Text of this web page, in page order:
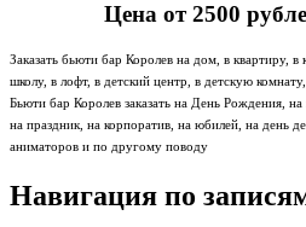
Цена от 2500
Заказать бьюти бар Королев на дом, в квартиру, в
школу, в лофт, в детский центр, в детскую
Бьюти бар Королев заказать на День Рождения,
на праздник, на корпоратив, на юбилей, на день
аниматоров и по другому поводу
Навигация по